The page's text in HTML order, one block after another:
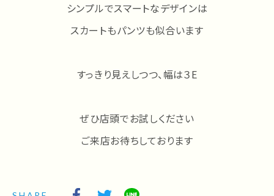
シンプルでスマートなデザインは
スカートもパンツも似合います
すっきり見えしつつ、幅は３E
ぜひ店頭でお試しください
ご来店お待ちしております